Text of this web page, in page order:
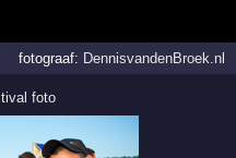
fotograaf: DennisvandenBroek.nl